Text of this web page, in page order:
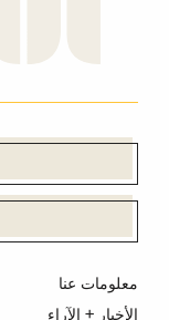
معلومات عنا
الأخبار + الآراء